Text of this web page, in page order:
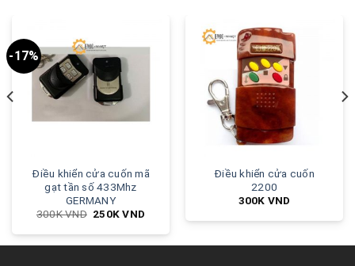
-17%
Điều khiển cửa cuốn mã
gạt tần số 433Mhz
GERMANY
300KVND 250KVND
Điều khiển cửa cuốn
2200
300K VND